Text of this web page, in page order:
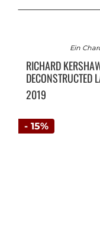
- 15%
Ein
RICHARD
DECONSTRUCTED
2019